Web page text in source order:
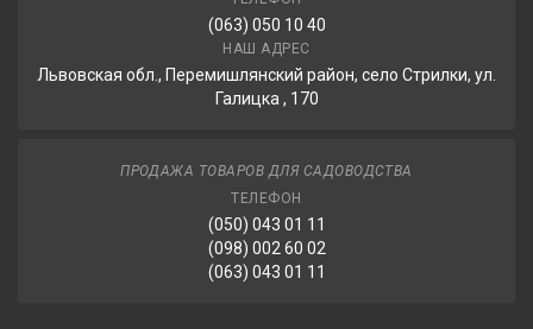
(063) 050 10 40
НАШ АДРЕС
Львовская обл., Перемишлянский район, село Стрилки, ул.
Галицка , 170
ПРОДАЖА ТОВАРОВ ДЛЯ САДОВОДСТВА
ТЕЛЕФОН
(050) 043 01 11
(098) 002 60 02
(063) 043 01 11